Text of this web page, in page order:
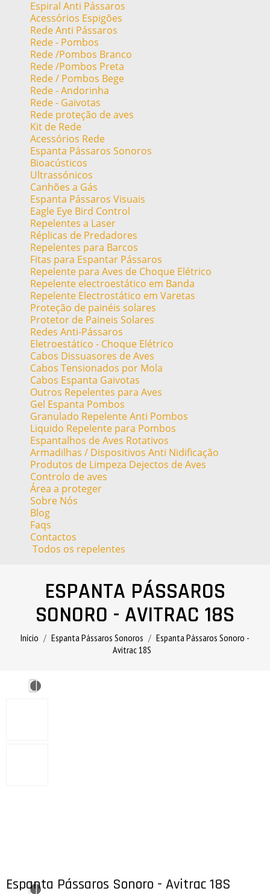
Espiral Anti Pássaros
Acessórios Espigões
Rede Anti Pássaros
Rede - Pombos
Rede /Pombos Branco
Rede /Pombos Preta
Rede / Pombos Bege
Rede - Andorinha
Rede - Gaivotas
Rede proteção de aves
Kit de Rede
Acessórios Rede
Espanta Pássaros Sonoros
Bioacústicos
Ultrassónicos
Canhões a Gás
Espanta Pássaros Visuais
Eagle Eye Bird Control
Repelentes a Laser
Réplicas de Predadores
Repelentes para Barcos
Fitas para Espantar Pássaros
Repelente para Aves de Choque Elétrico
Repelente electroestático em Banda
Repelente Electrostático em Varetas
Proteção de painéis solares
Protetor de Paineis Solares
Redes Anti-Pássaros
Eletroestático - Choque Elétrico
Cabos Dissuasores de Aves
Cabos Tensionados por Mola
Cabos Espanta Gaivotas
Outros Repelentes para Aves
Gel Espanta Pombos
Granulado Repelente Anti Pombos
Liquido Repelente para Pombos
Espantalhos de Aves Rotativos
Armadilhas / Dispositivos Anti Nidificação
Produtos de Limpeza Dejectos de Aves
Controlo de aves
Área a proteger
Sobre Nós
Blog
Faqs
Contactos
Todos os repelentes
ESPANTA PÁSSAROS
SONORO - AVITRAC 18S
Início Espanta Pássaros Sonoros
Espanta Pássaros Sonoro -
Avitrac 18S
Espanta Pássaros Sonoro - Avitrac 18S